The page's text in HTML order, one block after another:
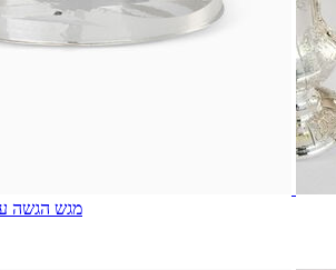
מגש הגשה עגול 33 ס"מ